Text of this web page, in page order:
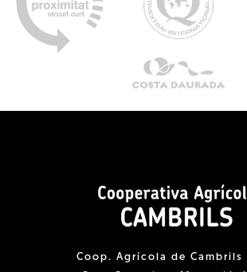
Coop. Agrícola de Cambrils